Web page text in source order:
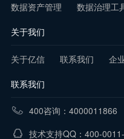
数据资产管理
数据治理工
关于我们
关于亿信 联系我们 企
联系我们
400咨询：4000011866
技术支持QQ：400-